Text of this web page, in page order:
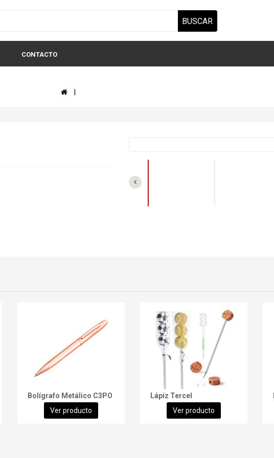
BUSCAR
CONTACTO
Bolígrafo Metálico C3PO
Ver producto
Lápiz Tercel
Ver producto